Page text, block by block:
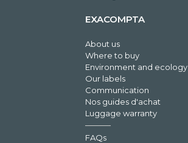
EXACOMPTA
About us
Where to buy
Environment and ecology
Our labels
Communication
Nos guides d'achat
Luggage warranty
FAQs